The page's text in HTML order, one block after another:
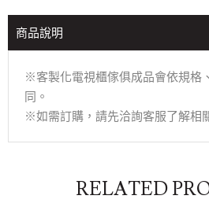
商品說明
※客製化電視櫃傢俱成品會依規格
同。
※如需訂購，請先洽詢客服了解相
RELATED